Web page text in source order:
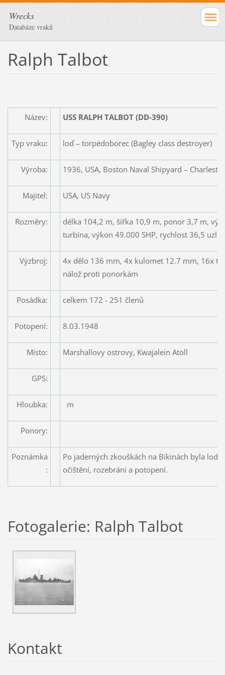
Wrecks
Databáze vraků
Ralph Talbot
Název: USS RALPH TALBOT (DD-390)
Typ vraku: loď – torpédoborec (Bagley class destroyer)
Výroba: 1936, USA, Boston Naval Shipyard –
Majitel: USA, US Navy
Rozměry:
délka 104,2 m, šířka 10,9 m, ponor 3,7 m,
turbína, výkon 49.000 SHP, rychlost 36,5
Výzbroj:
4x dělo 136 mm, 4x kulomet 12.7 mm, 16x
nálož proti ponorkám
Posádka: celkem 172 - 251 členů
Potopení: 8.03.1948
Místo: Marshallovy ostrovy, Kwajalein Atoll
GPS:
Hloubka: m
Ponory:
Poznámka
:
Po jaderných zkouškách na Bikinách byla loď
očištění, rozebrání a potopení.
Fotogalerie: Ralph Talbot
Kontakt